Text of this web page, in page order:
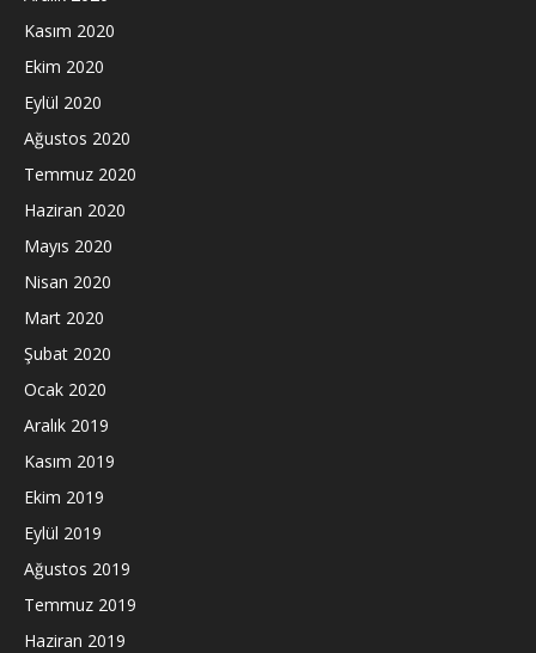
Kasım 2020
Ekim 2020
Eylül 2020
Ağustos 2020
Temmuz 2020
Haziran 2020
Mayıs 2020
Nisan 2020
Mart 2020
Şubat 2020
Ocak 2020
Aralık 2019
Kasım 2019
Ekim 2019
Eylül 2019
Ağustos 2019
Temmuz 2019
Haziran 2019